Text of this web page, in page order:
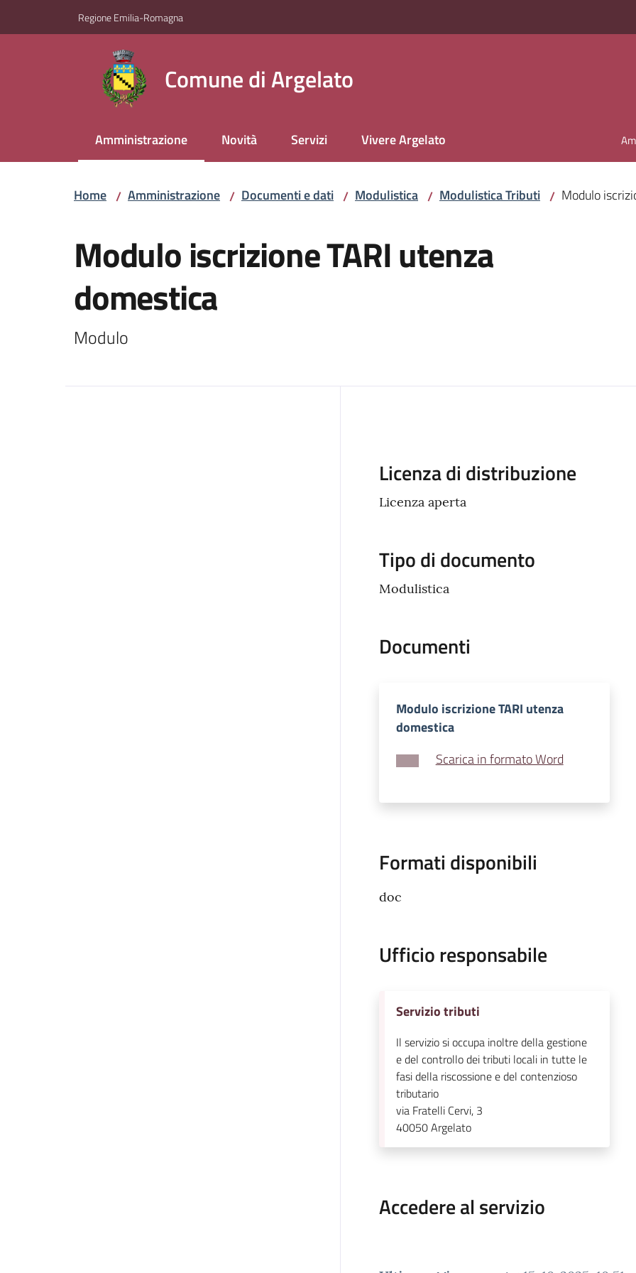
Regione Emilia-Romagna
Comune di Argelato
Amministrazione
Menu selezionato Novità Servizi Vivere Argelato
Home / Amministrazione / Documenti e dati / Modulistica / Modulistica Tributi / Modulo
Modulo iscrizione TARI utenza
domestica
Modulo
Descrizione
Licenza di distribuzione
Licenza aperta
Tipo di documento
Modulistica
Documenti
Modulo iscrizione TARI utenza
domestica
Scarica in formato Word
Formati disponibili
doc
Ufficio responsabile
Servizio tributi
Il servizio si occupa inoltre della gestione
e del controllo dei tributi locali in tutte le
fasi della riscossione e del contenzioso
tributario
via Fratelli Cervi, 3
40050Argelato
Accedere al servizio